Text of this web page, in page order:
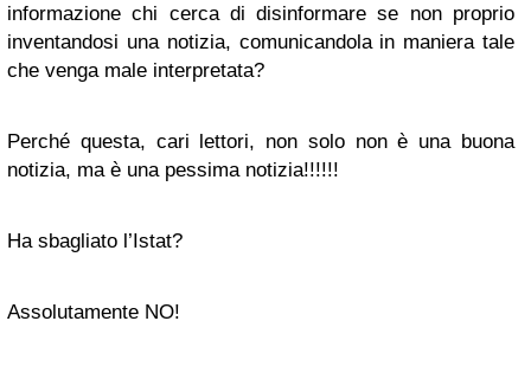
informazione chi cerca di disinformare se non proprio
inventandosi una notizia, comunicandola in maniera tale
che venga male interpretata?
Perché questa, cari lettori, non solo non è una buona
notizia, ma è una pessima notizia!!!!!!
Ha sbagliato l’Istat?
Assolutamente NO!